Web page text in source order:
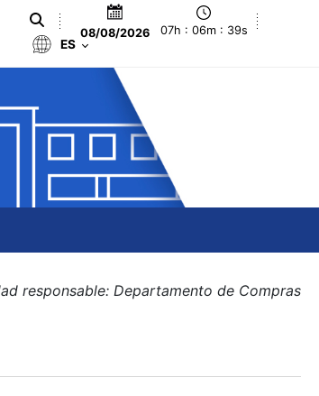
08/08/2026 07h : 06m : 39s
ES
responsable: Departamento de Compras